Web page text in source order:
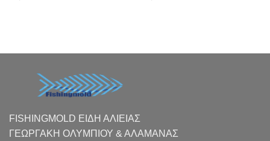
FISHINGMOLD ΕΙΔΗ ΑΛΙΕΙΑΣ
ΓΕΩΡΓΑΚΗ ΟΛΥΜΠΙΟΥ & ΑΛΑΜΑΝΑΣ